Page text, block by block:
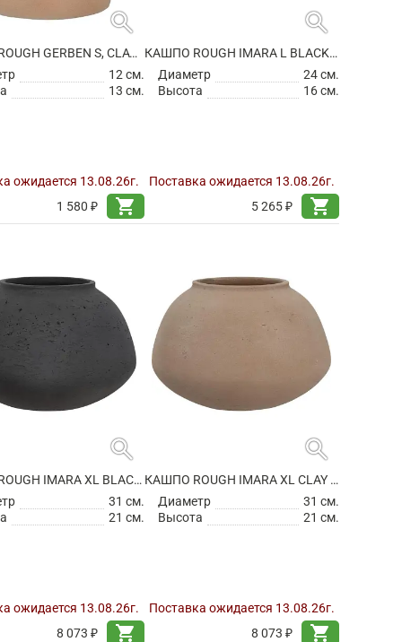
search
КАШПО ROUGH GERBEN S, CLAY WASHED
12 см.
13 см.
ожидается 13.08.26г.
1 580 ₽
shopping_cart
search
КАШПО ROUGH IMARA L BLACK WASHED
Диаметр
24 см.
Высота
16 см.
Поставка ожидается 13.08.26г.
5 265 ₽
shopping_cart
search
КАШПО ROUGH IMARA XL BLACK WASHED
31 см.
21 см.
ожидается 13.08.26г.
8 073 ₽
shopping_cart
search
КАШПО ROUGH IMARA XL CLAY WASHED
Диаметр
31 см.
Высота
21 см.
Поставка ожидается 13.08.26г.
8 073 ₽
shopping_cart